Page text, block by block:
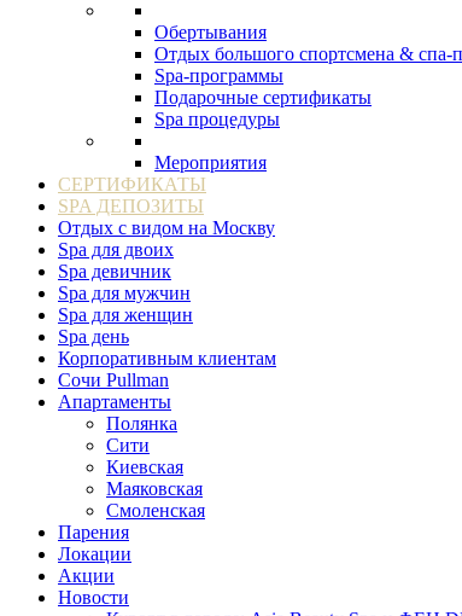
Обертывания
Отдых большого спортсмена & спа-
Spa-программы
Подарочные сертификаты
Spa процедуры
Мероприятия
СЕРТИФИКАТЫ
SPA ДЕПОЗИТЫ
Отдых с видом на Москву
Spa для двоих
Spa девичник
Spa для мужчин
Spa для женщин
Spa день
Корпоративным клиентам
Сочи Pullman
Апартаменты
Полянка
Сити
Киевская
Маяковская
Смоленская
Парения
Локации
Акции
Новости